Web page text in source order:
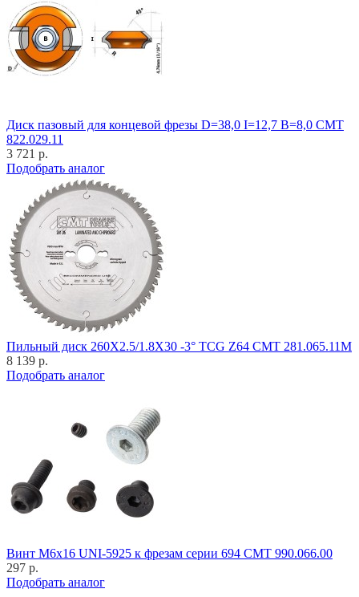
Диск пазовый для концевой фрезы D=38,0 I=12,7 B=8,0 CMT
822.029.11
3 721 р.
Подобрать аналог
Пильный диск 260X2.5/1.8X30 -3° TCG Z64 CMT 281.065.11M
8 139 р.
Подобрать аналог
Винт M6x16 UNI-5925 к фрезам серии 694 CMT 990.066.00
297 р.
Подобрать аналог